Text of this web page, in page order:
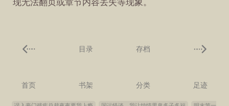
现无法翻页或章节内容丢失等现象。
目录 存档
首页 书架 分类 足迹